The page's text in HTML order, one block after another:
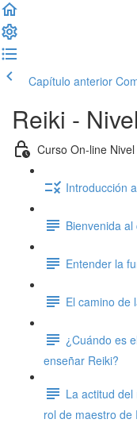
Capítulo anterior
Reiki -
Curso On-line
Introducción
Bienvenida al
Entender la
El camino de
¿Cuándo es
enseñar Reiki?
La actitud
rol de maestro de